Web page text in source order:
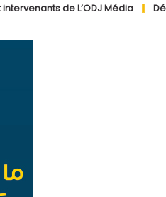
Média Déclaration du